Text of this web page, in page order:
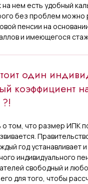
на нем есть удобный
без проблем можно
пенсии на
и имеющегося
один
коэффициент
о том, что размер ИПК
год устанавливает
индивидуального
свободный и
для того, чтобы